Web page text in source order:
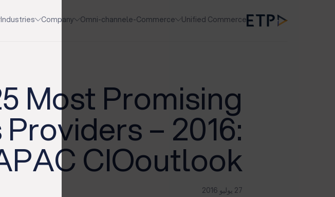
Unified Commerce
e-Commerce
Omni-channel
Company
Industries
Most Promising
– 2016:
CIOoutlook
27 يوليو 2016